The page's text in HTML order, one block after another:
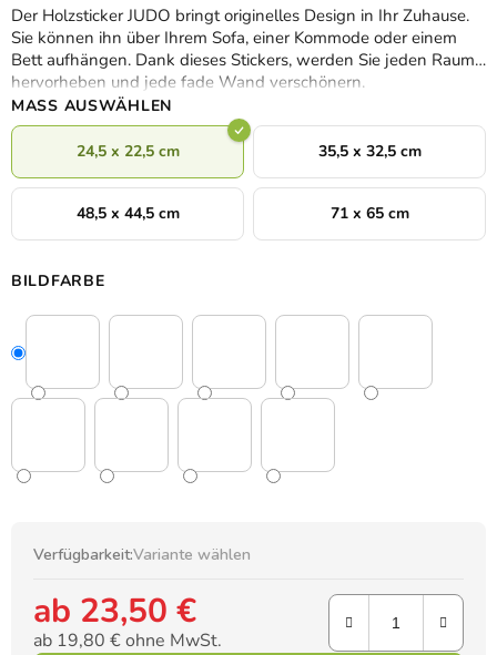
Der Holzsticker JUDO bringt originelles Design in Ihr Zuhause.
Sie können ihn über Ihrem Sofa, einer Kommode oder einem
Bett aufhängen. Dank dieses Stickers, werden Sie jeden Raum
hervorheben und jede fade Wand verschönern.
MASS AUSWÄHLEN
24,5 x 22,5 cm 35,5 x 32,5 cm
48,5 x 44,5 cm 71 x 65 cm
BILDFARBE
Verfügbarkeit:Variante wählen
ab 23,50 €
ab 19,80 €ohne MwSt.